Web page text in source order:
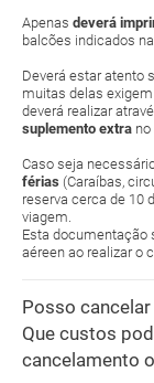
Apenas deverá
balcões indicados
Deverá estar atento
muitas delas
deverá realizar
suplemento extra no
Caso seja
férias (Caraíbas,
reserva cerca de 10
viagem.
Esta documentação
aéreen ao realizar o
Posso
Que custos
cancelamento